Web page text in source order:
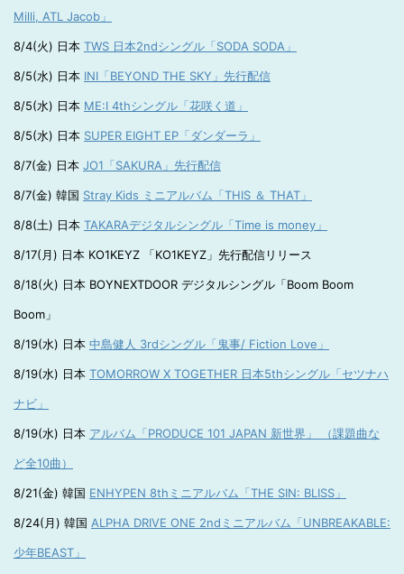
Milli, ATL Jacob」
8/4(火) 日本 TWS 日本2ndシングル「SODA SODA」
8/5(水) 日本 INI「BEYOND THE SKY」先行配信
8/5(水) 日本 ME:I 4thシングル「花咲く道」
8/5(水) 日本 SUPER EIGHT EP「ダンダーラ」
8/7(金) 日本 JO1「SAKURA」先行配信
8/7(金) 韓国 Stray Kids ミニアルバム「THIS ＆ THAT」
8/8(土) 日本 TAKARAデジタルシングル「Time is money」
8/17(月) 日本 KO1KEYZ 「KO1KEYZ」先行配信リリース
8/18(火) 日本 BOYNEXTDOOR デジタルシングル「Boom Boom
Boom」
8/19(水) 日本 中島健人 3rdシングル「鬼事/ Fiction Love」
8/19(水) 日本 TOMORROW X TOGETHER 日本5thシングル「セツナハ
ナビ」
8/19(水) 日本 アルバム「PRODUCE 101 JAPAN 新世界」 （課題曲な
ど全10曲）
8/21(金) 韓国 ENHYPEN 8thミニアルバム「THE SIN: BLISS」
8/24(月) 韓国 ALPHA DRIVE ONE 2ndミニアルバム「UNBREAKABLE:
少年BEAST」